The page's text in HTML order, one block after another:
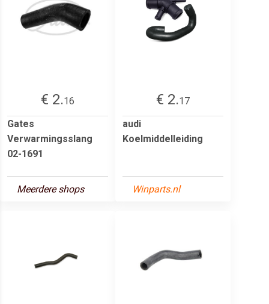
€ 2.16
Gates
Verwarmingsslang
02-1691
Meerdere shops
€ 2.17
audi
Koelmiddelleiding
Winparts.nl